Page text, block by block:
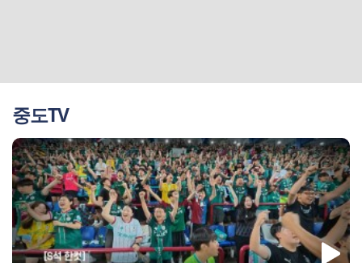
중도TV